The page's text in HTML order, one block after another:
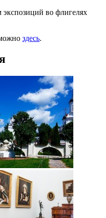
во флигелях
здесь.